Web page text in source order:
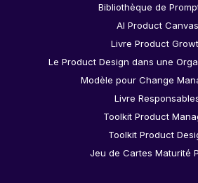
Bibliothèque de
AI Product Canvas
Livre Product
Le Product Design dans une
Modèle pour Change
Livre
Toolkit Product
Toolkit Product
Jeu de Cartes Maturité